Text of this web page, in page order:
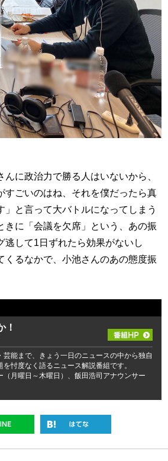
に政治力で勝る人はいないから、
すごいのはね、それを僕だったら真
と言って大バトルになってしまう
に「会議を欠席」という、あの振
逃して1日ずれたら効果がないし
るなかで、小池さんのあの態度振
！
能まで、きょう一日のニュースの中から独自
忖度なく語るニュース解説番組です。
（月曜日～木曜日）、飯田浩司アナウンサー